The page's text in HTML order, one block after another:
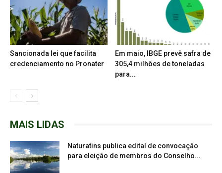
Sancionada lei que facilita
credenciamento no Pronater
Em maio, IBGE prevê safra de
305,4 milhões de toneladas
para...
MAIS LIDAS
Naturatins publica edital de convocação
para eleição de membros do Conselho...